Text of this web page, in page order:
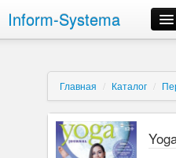
Inform-Systema
Контроль заказа
О компании
Российские информационные
Доставка
Сроки выполнения заказов
Главная / Каталог /